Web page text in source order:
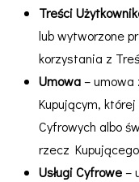
Treści
lub wytworzone
korzystania z
Umowa– umowa
Kupującym,
Cyfrowych albo
rzecz
Usługi Cyfrowe–